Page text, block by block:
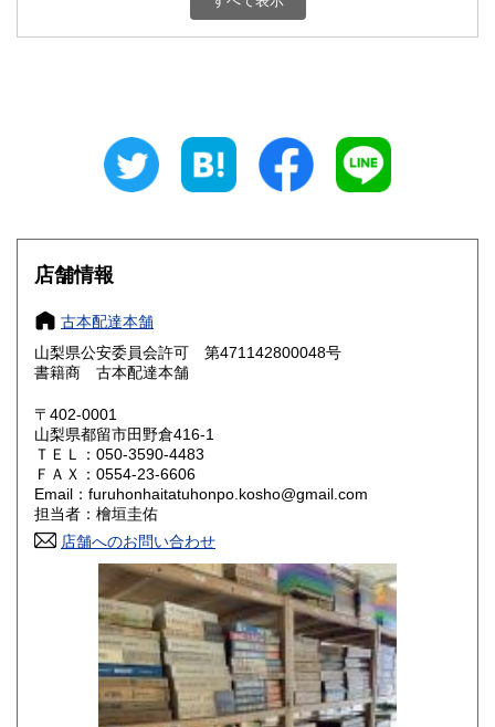
800円 三重県
大阪府
奈良県
鳥取県 800円 島根県
岡山県
山口県 800円
香川県 800円 愛媛県
高知県 800円
800円 長崎県
800円 大分県
800円 鹿児島県
店舗情報
古本配達本舗
山梨県公安委員会許可 第471142800048号
書籍商 古本配達本舗
〒402-0001
山梨県都留市田野倉416-1
ＴＥＬ：050-3590-4483
ＦＡＸ：0554-23-6606
Email：furuhonhaitatuhonpo.kosho@gmail.com
担当者：檜垣圭佑
店舗へのお問い合わせ